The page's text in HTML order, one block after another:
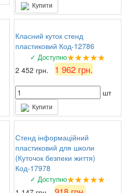
Купити
Класний куток стенд
пластиковий Код-12786
✓ Доступно★★★★★
2 452 грн. 1 962 грн.
шт
Купити
Стенд інформаційний
пластиковий для школи
(Куточок безпеки життя)
Код-17978
✓ Доступно★★★★★